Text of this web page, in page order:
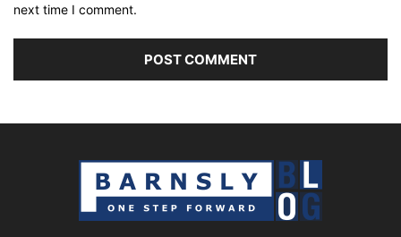
next time I comment.